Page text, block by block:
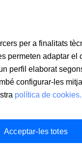
per a finalitats
permeten adaptar el
perfil elaborat
configurar-les
política de cookies.
Acceptar-les totes